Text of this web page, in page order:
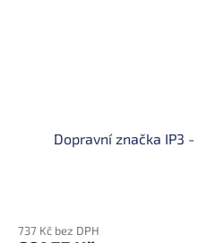
Dopravní značka IP3
737 Kč bez DPH